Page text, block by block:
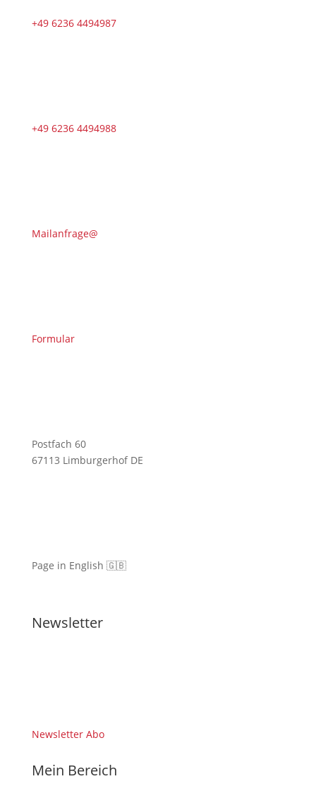
+49 6236 4494987
+49 6236 4494988
Mailanfrage@
Formular
Postfach 60
67113 Limburgerhof DE
Page in English 🇬🇧
Newsletter
Newsletter Abo
Mein Bereich